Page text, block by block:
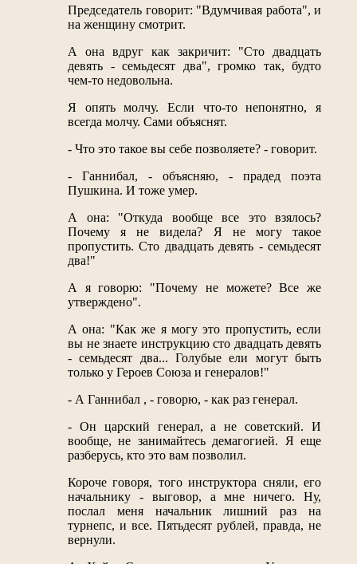
Председатель говорит: "Вдумчивая работа", и
на женщину смотрит.
А она вдруг как закричит: "Сто двадцать
девять - семьдесят два", громко так, будто
чем-то недовольна.
Я опять молчу. Если что-то непонятно, я
всегда молчу. Сами объяснят.
- Что это такое вы себе позволяете? - говорит.
- Ганнибал, - объясняю, - прадед поэта
Пушкина. И тоже умер.
А она: "Откуда вообще все это взялось?
Почему я не видела? Я не могу такое
пропустить. Сто двадцать девять - семьдесят
два!"
А я говорю: "Почему не можете? Все же
утверждено".
А она: "Как же я могу это пропустить, если
вы не знаете инструкцию сто двадцать девять
- семьдесят два... Голубые ели могут быть
только у Героев Союза и генералов!"
- А Ганнибал , - говорю, - как раз генерал.
- Он царский генерал, а не советский. И
вообще, не занимайтесь демагогией. Я еще
разберусь, кто это вам позволил.
Короче говоря, того инструктора сняли, его
начальнику - выговор, а мне ничего. Ну,
послал меня начальник лишний раз на
турнепс, и все. Пятьдесят рублей, правда, не
вернули.